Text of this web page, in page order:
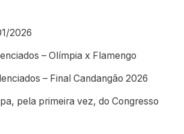
2026
– Olímpia x Flamengo
– Final Candangão 2026
pela primeira vez, do Congresso